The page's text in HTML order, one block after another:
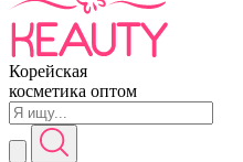
Корейская
косметика оптом